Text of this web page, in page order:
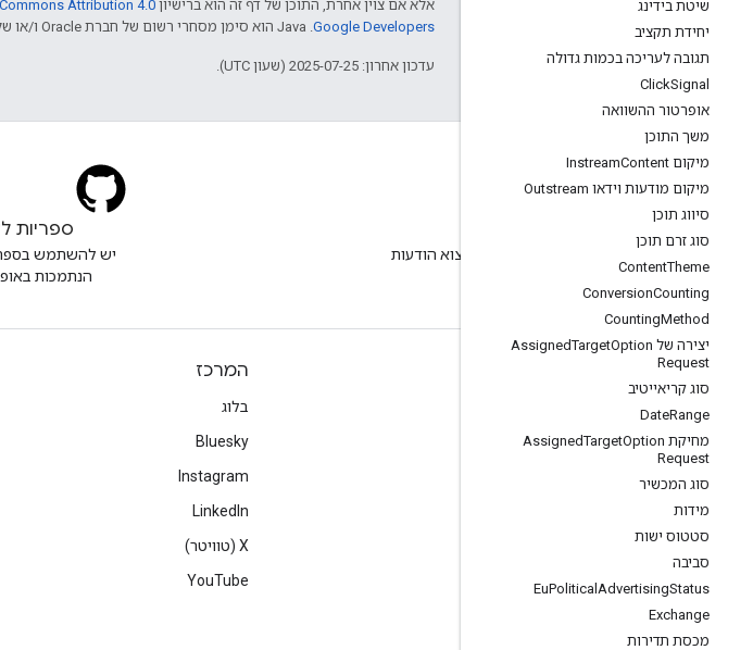
שיטת בידינג
יחידת תקציב
תגובה לעריכה בכמות גדולה
ClickSignal
אופרטור ההשוואה
משך התוכן
מיקום Instream Content
מיקום מודעות וידאו Outstream
סיווג תוכן
סוג זרם תוכן
ContentTheme
ConversionCounting
CountingMethod
יצירה של Assigned
TargetOption
Request
סוג קריאייטיב
DateRange
מחיקת Assigned
TargetOption
Request
סוג המכשיר
מידות
סטטוס ישות
סביבה
EuPolitical AdvertisingStatus
Exchange
מכסת תדירות
אלא אם צוין אחרת, התוכן של דף זה הוא ברישיון Attribution 4.0
Google Developers‏
עדכון אחרון: 2025-07-25 (שעון UTC).
בבלוג שלנו תוכלו למצוא הודעות
ספריות
יש להשתמש
הנתמכות
פרטי המוצר
תנאים והגבלות
מגבלות ומכסות ל-API
המרכז
בלוג
Bluesky
Instagram
LinkedIn
‫X (טוויטר)
YouTube